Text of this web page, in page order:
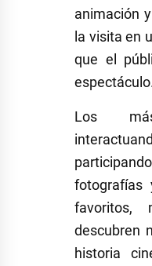
animación
la visita en
que el
Los
fotografías
favoritos,
descubren
historia